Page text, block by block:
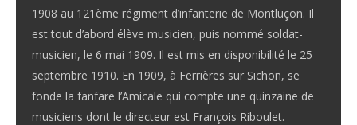
1908 au 121ème régiment d’infanterie de Montluçon. Il
est tout d’abord élève musicien, puis nommé soldat-
musicien, le 6 mai 1909. Il est mis en disponibilité le 25
septembre 1910. En 1909, à Ferrières sur Sichon, se
fonde la fanfare l’Amicale qui compte une quinzaine de
musiciens dont le directeur est François Riboulet.